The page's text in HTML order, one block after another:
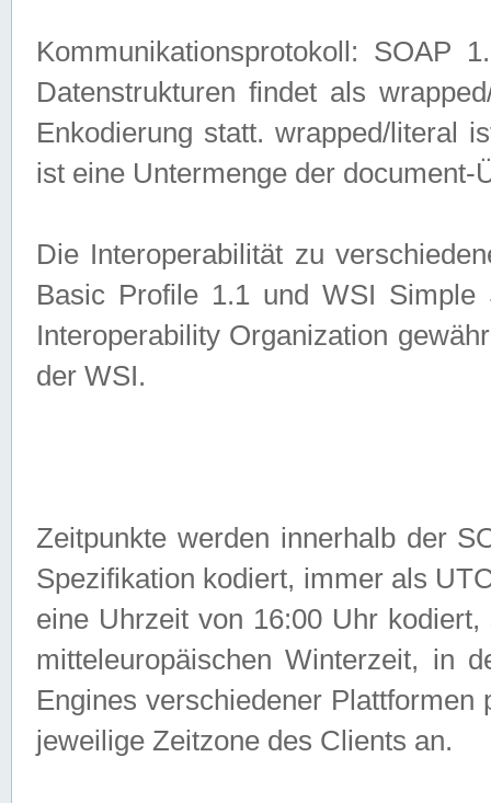
Kommunikationsprotokoll: SOAP
Datenstrukturen findet als
Enkodierung statt. wrapped/literal
ist eine Untermenge der
Die Interoperabilität zu
Basic Profile 1.1 und WSI
Interoperability Organization
der WSI.
Zeitpunkte werden innerhalb der
Spezifikation kodiert, immer als
eine Uhrzeit von 16:00 Uhr
mitteleuropäischen Winterzeit, in
Engines verschiedener
jeweilige Zeitzone des Clients an.